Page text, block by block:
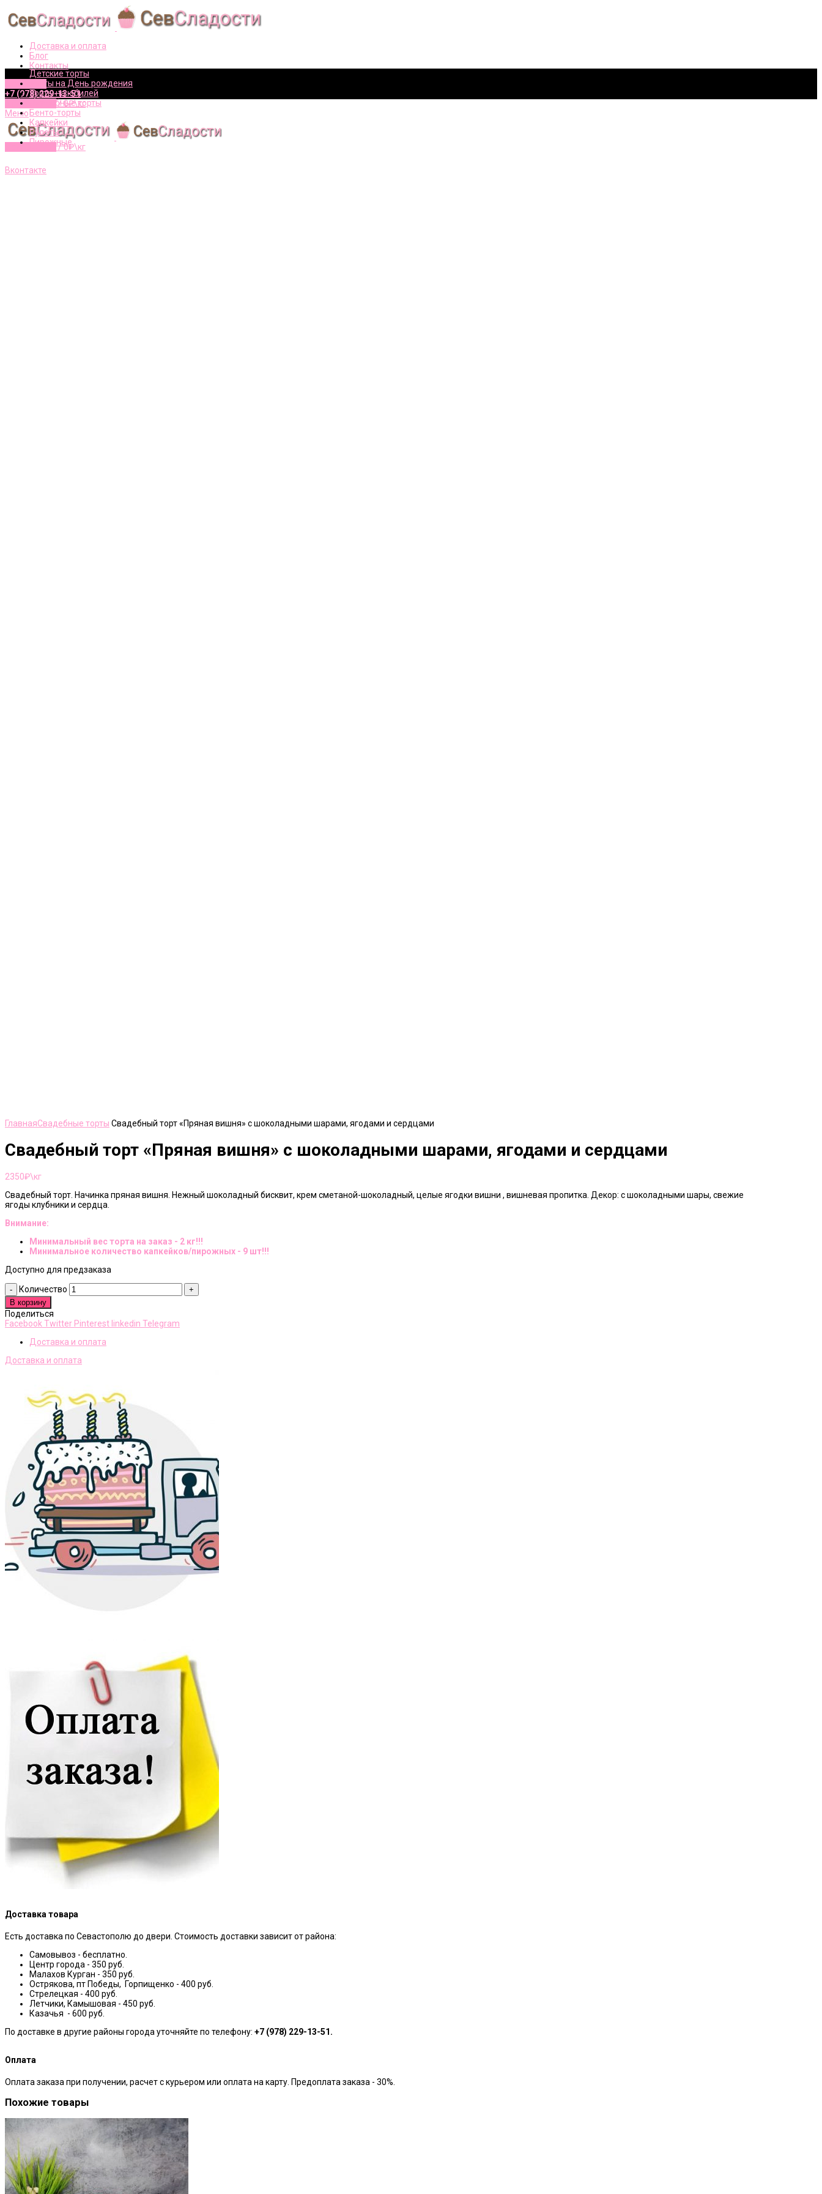
Доставка и оплата
Блог
Контакты
Вконтакте
+7 (978) 229-13-51
элементов /0₽\кг
Меню
элементов /0₽\кг
Детские торты
Торты на День рождения
Торты на юбилей
Свадебные торты
Бенто-торты
Капкейки
Рулеты
Пирожные
Вконтакте
ГлавнаяСвадебные торты Свадебный торт «Пряная вишня» с шоколадными шарами, ягодами и сердцами
Свадебный торт «Пряная вишня» с шоколадными шарами, ягодами и сердцами
2350₽\кг
Свадебный торт. Начинка пряная вишня. Нежный шоколадный бисквит, крем сметаной-шоколадный, целые ягодки вишни , вишневая пропитка. Декор: с шоколадными шары, свежие
ягоды клубники и сердца.
Внимание:
Минимальный вес торта на заказ - 2 кг!!!
Минимальное количество капкейков/пирожных - 9 шт!!!
Доступно для предзаказа
Количество
В корзину
Поделиться
Facebook Twitter Pinterest linkedin Telegram
Доставка и оплата
Доставка и оплата
Доставка товара
Есть доставка по Севастополю до двери. Стоимость доставки зависит от района:
Самовывоз - бесплатно.
Центр города - 350 руб.
Малахов Курган - 350 руб.
Острякова, пт Победы, Горпищенко - 400 руб.
Стрелецкая - 400 руб.
Летчики, Камышовая - 450 руб.
Казачья - 600 руб.
По доставке в другие районы города уточняйте по телефону: +7 (978) 229-13-51.
Оплата
Оплата заказа при получении, расчет с курьером или оплата на карту. Предоплата заказа - 30%.
Похожие товары